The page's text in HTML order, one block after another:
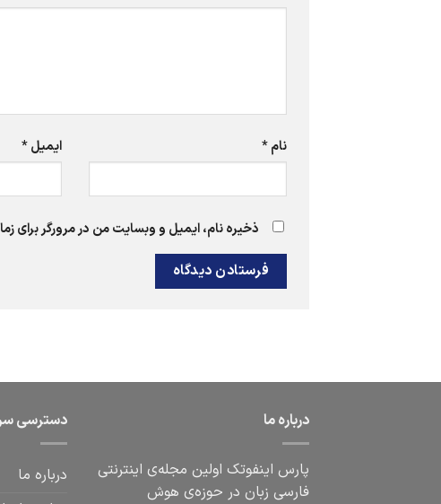
نام* ایمیل*
ذخیره نام، ایمیل و وبسایت من در مرورگر برای
درباره ما
پارس اینفوتک اولین مجله‌ی اینترنتی
فارسی زبان در حوزه‌ی هوش
دسترسی
درباره ما